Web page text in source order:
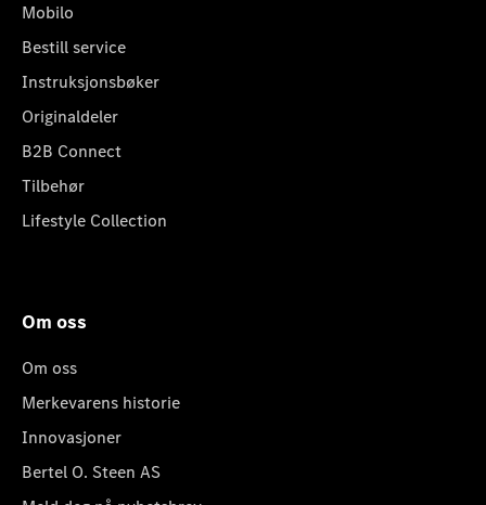
Mobilo
Bestill service
Instruksjonsbøker
Originaldeler
B2B Connect
Tilbehør
Lifestyle Collection
Om oss
Om oss
Merkevarens historie
Innovasjoner
Bertel O. Steen AS